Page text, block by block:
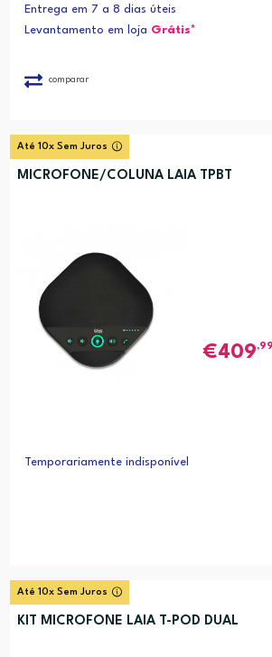
Entrega em 7 a 8 dias úteis
Levantamento em loja Grátis*
comparar
Até 10x Sem Juros
MICROFONE/COLUNA LAIA TPBT
409,99
Temporariamente indisponível
Até 10x Sem Juros
KIT MICROFONE LAIA T-POD DUAL